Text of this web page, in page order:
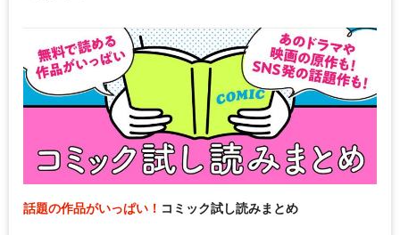
話題の作品がいっぱい！ コミック試し読みまとめ